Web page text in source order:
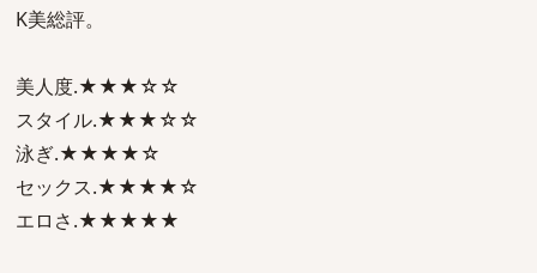
K美総評。
美人度.★★★☆☆
スタイル.★★★☆☆
泳ぎ.★★★★☆
セックス.★★★★☆
エロさ.★★★★★